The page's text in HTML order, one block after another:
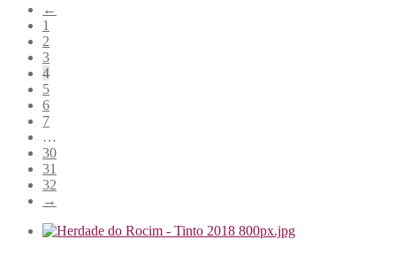
←
1
2
3
4
5
6
7
…
30
31
32
→